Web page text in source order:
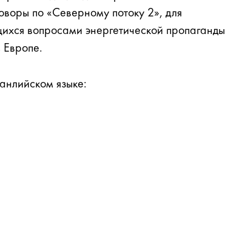
по «Северному потоку 2», для
вопросами энергетической пропаганды
Европе.
языке: